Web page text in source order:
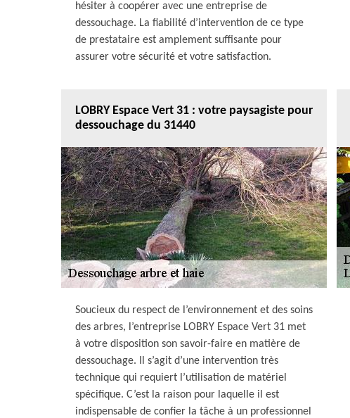
hésiter à coopérer avec une entreprise de
dessouchage. La fiabilité d’intervention de ce type
de prestataire est amplement suffisante pour
assurer votre sécurité et votre satisfaction.
LOBRY Espace Vert 31 : votre paysagiste pour
dessouchage du 31440
Soucieux du respect de l’environnement et des soins
des arbres, l’entreprise LOBRY Espace Vert 31 met
à votre disposition son savoir-faire en matière de
dessouchage. Il s’agit d’une intervention très
technique qui requiert l’utilisation de matériel
spécifique. C’est la raison pour laquelle il est
indispensable de confier la tâche à un professionnel